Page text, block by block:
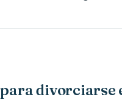
para divorciarse